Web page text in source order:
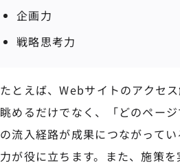
企画力
戦略思考力
たとえば、Webサイトのアクセ
眺めるだけでなく、「どのペー
の流入経路が成果につながって
力が役に立ちます。また、施策